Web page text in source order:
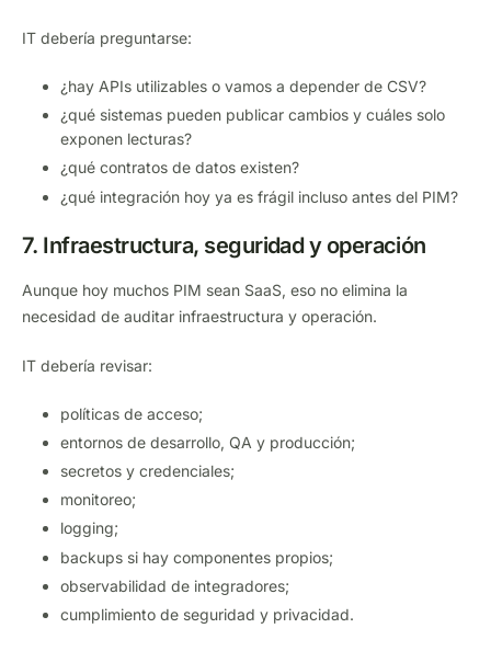
IT debería preguntarse:
¿hay APIs utilizables o vamos a depender de CSV?
¿qué sistemas pueden publicar cambios y cuáles solo
exponen lecturas?
¿qué contratos de datos existen?
¿qué integración hoy ya es frágil incluso antes del PIM?
7. Infraestructura, seguridad y operación
Aunque hoy muchos PIM sean SaaS, eso no elimina la
necesidad de auditar infraestructura y operación.
IT debería revisar:
políticas de acceso;
entornos de desarrollo, QA y producción;
secretos y credenciales;
monitoreo;
logging;
backups si hay componentes propios;
observabilidad de integradores;
cumplimiento de seguridad y privacidad.